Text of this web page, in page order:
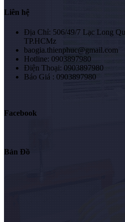
Liên hệ
Địa Chỉ: 506/49/7 Lạc Long
TP.HCMz
baogia.thienphuc@gmail.com
Hotline: 0903897980
Điện Thoại: 0903897980
Báo Giá : 0903897980
Facebook
Bản Đồ